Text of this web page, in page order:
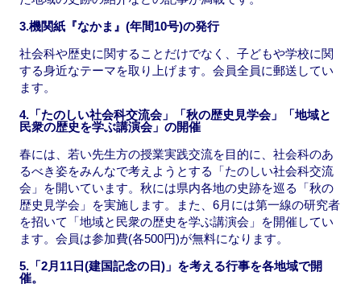
3.機関紙『なかま』(年間10号)の発行
社会科や歴史に関することだけでなく、子どもや学校に関
する身近なテーマを取り上げます。会員全員に郵送してい
ます。
4.「たのしい社会科交流会」「秋の歴史見学会」「地域と
民衆の歴史を学ぶ講演会」の開催
春には、若い先生方の授業実践交流を目的に、社会科のあ
るべき姿をみんなで考えようとする「たのしい社会科交流
会」を開いています。秋には県内各地の史跡を巡る「秋の
歴史見学会」を実施します。また、6月には第一線の研究者
を招いて「地域と民衆の歴史を学ぶ講演会」を開催してい
ます。会員は参加費(各500円)が無料になります。
5.「2月11日(建国記念の日)」を考える行事を各地域で開
催。